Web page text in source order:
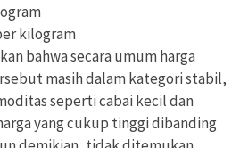
kilogram
bahwa secara umum harga
masih dalam kategori stabil,
seperti cabai kecil dan
yang cukup tinggi dibanding